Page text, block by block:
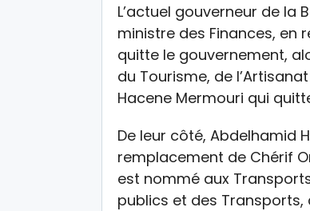
L’actuel gouverneur de la
ministre des Finances, en
quitte le gouvernement,
du Tourisme, de
Hacene Mermouri qui
De leur côté, Abdelhamid
remplacement de Chérif
est nommé aux
publics et des Transports,